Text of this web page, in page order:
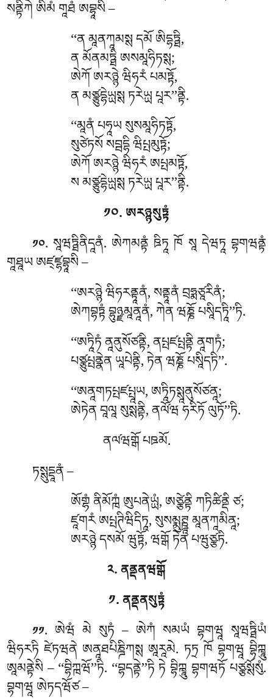
སནྟིཀེ ཨིམཾ གཱཐཾ ཨབྷཱསི –
‘‘ན མཱནཀཱམསྶ དམོ ཨིདྷཏྠི,
ན མོནམཏྠི ཨསམཱཧིཏསྶ;
ཨེཀོ ཨརཉྙེ ཝིཧརཾ པམཏྟོ,
ན མཙྩུདྷེཡྻསྶ ཏརེཡྻ པཱར’’ནྟི.
‘‘མཱནཾ པཧཱཡ སུསམཱཧིཏཏྟོ,
སུཙེཏསོ སབྦདྷི ཝིཔྤམུཏྟོ;
ཨེཀོ ཨརཉྙེ ཝིཧརཾ ཨཔྤམཏྟོ,
ས མཙྩུདྷེཡྻསྶ ཏརེཡྻ པཱར’’ནྟི.
༡༠. ཨརཉྙསུཏྟཾ
༡༠. སཱཝཏྠིནིདཱནཾ. ཨེཀམནྟཾཋིཏཱ ཁོ སཱ དེཝཏཱ བྷགཝནྟཾ
གཱཐཱཡ ཨཛ྄ཛྷབྷཱསི –
‘‘ཨརཉྙེཝིཧརནྟཱནཾ, སནྟཱནཾ བྲཧྨཙཱརིནཾ;
ཨེཀབྷཏྟཾ བྷུཉྫམཱནཱནཾ, ཀེན ཝཎྞོ པསཱིདཏཱི’’ཏི.
‘‘ཨཏཱིཏཾ ནཱནུསོཙནྟི, ནཔྤཛཔྤནྟི ནཱགཏཾ;
པཙྩུཔྤནྣེན ཡཱཔེནྟི, ཏེན ཝཎྞོ པསཱིདཏི’’.
‘‘ཨནཱགཏཔྤཛཔྤཱཡ, ཨཏཱིཏསྶཱནུསོཙནཱ;
ཨེཏེན བཱལཱ སུསྶནྟི, ནལོ༹ཝ ཧརིཏོ ལུཏོ’’ཏི.
ནལ༹ཝགྒོ པཋམོ.
ཏསྶུདྡཱནཾ –
ཨོགྷཾ ནིམོཀྑཾ ཨུཔནེཡྻཾ, ཨཙྩེནྟི ཀཏིཚིནྡི ཙ;
ཛཱགརཾ ཨཔྤཊིཝིདིཏཱ, སུསམྨུཊྛཱ མཱནཀཱམིནཱ;
ཨརཉྙེ དསམོ ཝུཏྟོ, ཝགྒོ ཏེན པཝུཙྩཏི.
༢. ནནྡནཝགྒོ
༡. ནནྡནསུཏྟཾ
༡༡. ཨེཝཾམེ སུཏཾ – ཨེཀཾ སམཡཾ བྷགཝཱ སཱཝཏྠིཡཾ
ཝིཧརཏི ཛེཏཝནེ ཨནཱཐཔིཎྜིཀསྶཨཱརཱམེ. ཏཏྲ ཁོ བྷགཝཱ བྷིཀྑཱུ
ཨཱམནྟེསི – ‘‘བྷིཀྑཝོ’’ཏི. ‘‘བྷདནྟེ’’ཏི ཏེ བྷིཀྑཱུ བྷགཝཏོ པཙྩསྶོསུཾ.
བྷགཝཱ ཨེཏདཝོཙ –